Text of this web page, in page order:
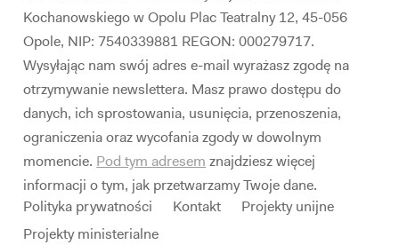
Kochanowskiego w Opolu Plac Teatralny 12, 45-056
Opole, NIP: 7540339881 REGON: 000279717.
Wysyłając nam swój adres e-mail wyrażasz zgodę na
otrzymywanie newslettera. Masz prawo dostępu do
danych, ich sprostowania, usunięcia, przenoszenia,
ograniczenia oraz wycofania zgody w dowolnym
momencie. Pod tym adresem znajdziesz więcej
informacji o tym, jak przetwarzamy Twoje dane.
Polityka prywatności
Kontakt
Projekty unijne
Projekty ministerialne